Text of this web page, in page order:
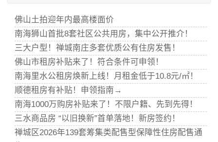
佛山土拍迎年内最高楼面价
南海狮山首批8套社区公共用房，集中公开推介！
三大户型！禅城南庄多套优质公有住房发售！
佛山市租房补贴来了！符合条件可申领！
南海里水公租房焕新上线！月租金低于10.8元/㎡！
顺德租房有补贴！申领指南→
南海1000万购房补贴来了！不限户籍、先到先得！
三水商品房 “以旧换新”首单落地！新房签约！
禅城区2026年139套筹集类配售型保障性住房配售通